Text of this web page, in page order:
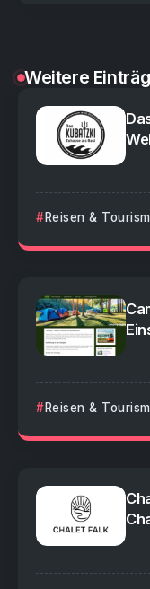
Weitere
Reisen &
Reisen &